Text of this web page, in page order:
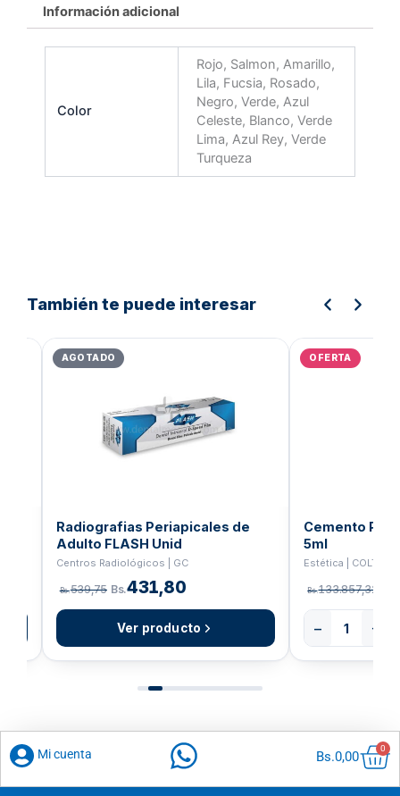
Información adicional
Color
Rojo, Salmon, Amarillo,
Lila, Fucsia, Rosado,
Negro, Verde, Azul
Celeste, Blanco, Verde
Lima, Azul Rey, Verde
Turqueza
También te puede interesar
precio
original
AGOTADO
Radiografias Periapicales de
Adulto FLASH Unid
Centros Radiológicos | GC
Bs.539,75
precio
original
Bs.431,80
Ver producto
OFERTA
Cemento
5ml
Estética | COLTENE
Bs.133.857,32
− +
Mi cuenta Bs.0,00
0